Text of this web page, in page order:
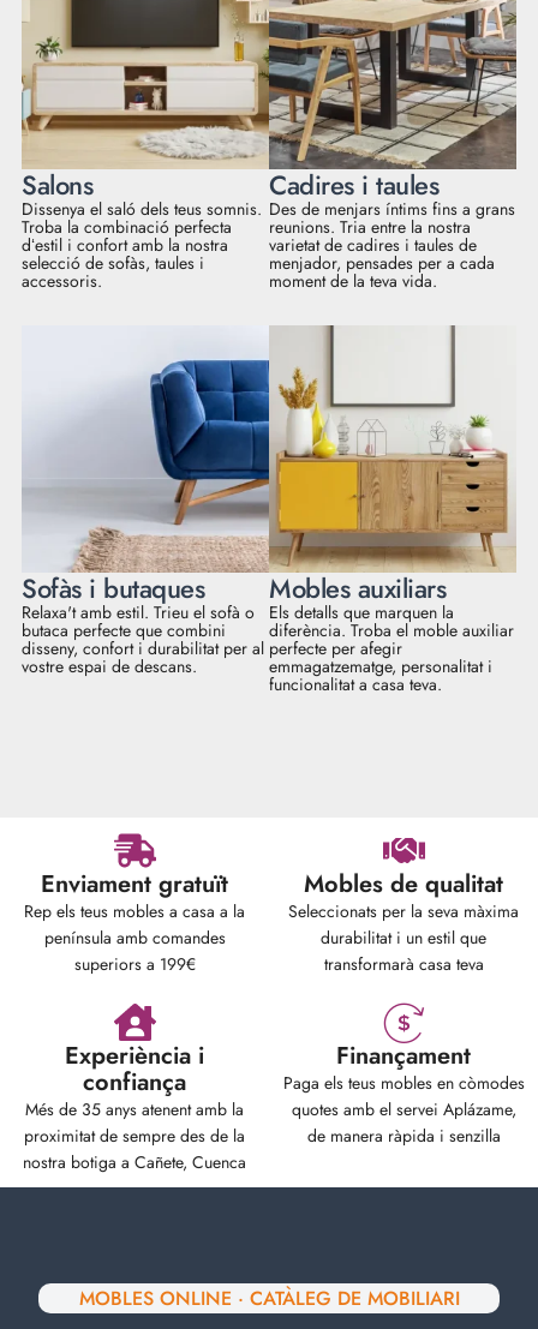
Salons
Dissenya el saló dels teus somnis.
Troba la combinació perfecta
dʻestil i confort amb la nostra
selecció de sofàs, taules i
accessoris.
Cadires i taules
Des de menjars íntims fins a grans
reunions. Tria entre la nostra
varietat de cadires i taules de
menjador, pensades per a cada
moment de la teva vida.
Sofàs i butaques
Relaxa't amb estil. Trieu el sofà o
butaca perfecte que combini
disseny, confort i durabilitat per al
vostre espai de descans.
Mobles auxiliars
Els detalls que marquen la
diferència. Troba el moble auxiliar
perfecte per afegir
emmagatzematge, personalitat i
funcionalitat a casa teva.
Enviament gratuït
Rep els teus mobles a casa a la
península amb comandes
superiors a 199€
Mobles de qualitat
Seleccionats per la seva màxima
durabilitat i un estil que
transformarà casa teva
Experiència i
confiança
Més de 35 anys atenent amb la
proximitat de sempre des de la
nostra botiga a Cañete, Cuenca
Finançament
Paga els teus mobles en còmodes
quotes amb el servei Aplázame,
de manera ràpida i senzilla
MOBLES ONLINE · CATÀLEG DE MOBILIARI